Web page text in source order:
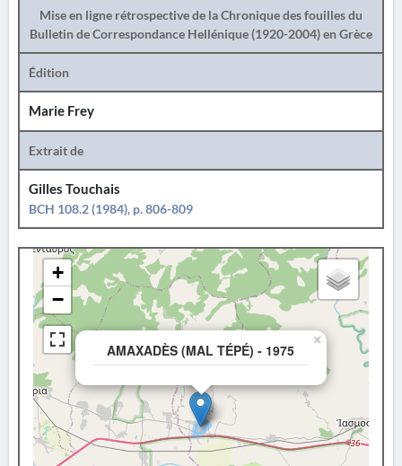
Mise en ligne rétrospective de la Chronique des fouilles du
Bulletin de Correspondance Hellénique (1920-2004) en Grèce
Édition
Marie Frey
Extrait de
Gilles Touchais
BCH 108.2 (1984), p. 806-809
AMAXADÈS (MAL TÉPÉ) - 1975
×
+
−